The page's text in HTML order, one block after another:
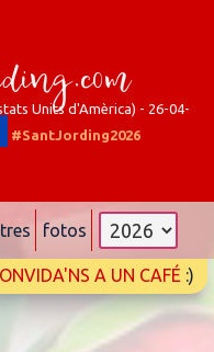
Units d'Amèrica) - 26-04-
#SantJording2026
fotos
A UN CAFÉ :)